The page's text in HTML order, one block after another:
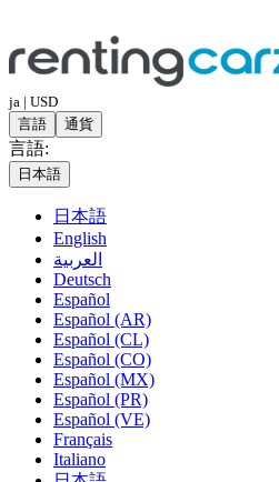
ja | USD
言語
通貨
言語:
日本語
日本語
English
العربية
Deutsch
Español
Español (AR)
Español (CL)
Español (CO)
Español (MX)
Español (PR)
Español (VE)
Français
Italiano